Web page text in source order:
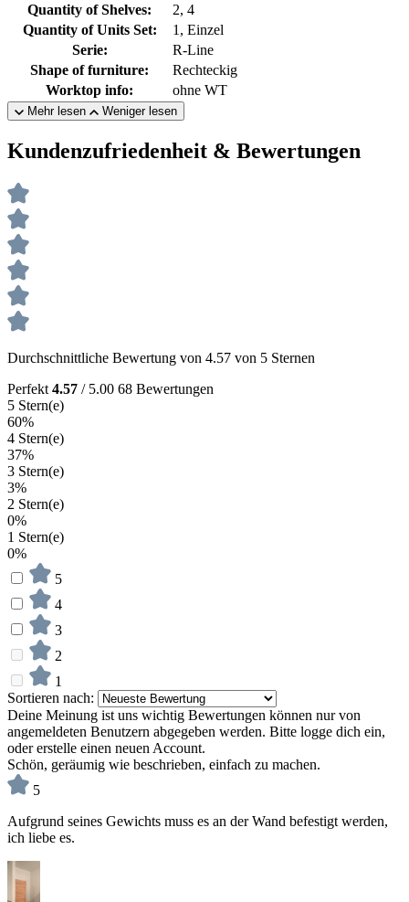
Quantity of Shelves:
2, 4
Quantity of Units Set:
1, Einzel
Serie:
R-Line
Shape of furniture:
Rechteckig
Worktop info:
ohne WT
Mehr lesen Weniger lesen
Kundenzufriedenheit & Bewertungen
Durchschnittliche Bewertung von 4.57 von 5 Sternen
Perfekt 4.57 / 5.00 68 Bewertungen
5 Stern(e)
60%
4 Stern(e)
37%
3 Stern(e)
3%
2 Stern(e)
0%
1 Stern(e)
0%
5
4
3
2
1
Sortieren nach:
Deine Meinung ist uns wichtig Bewertungen können nur von
angemeldeten Benutzern abgegeben werden. Bitte logge dich ein,
oder erstelle einen neuen Account.
Schön, geräumig wie beschrieben, einfach zu machen.
5
Aufgrund seines Gewichts muss es an der Wand befestigt werden,
ich liebe es.